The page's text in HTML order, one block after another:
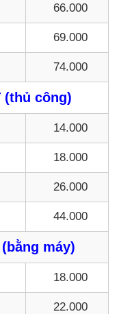
66.000
69.000
74.000
(thủ công)
14.000
18.000
26.000
44.000
(bằng máy)
18.000
22.000